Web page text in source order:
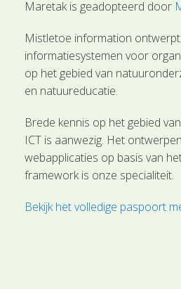
Maretak is geadopteerd door
Mistletoe information
informatiesystemen voor
op het gebied van
en natuureducatie.
Brede kennis op het gebied
ICT is aanwezig. Het
webapplicaties op basis van
framework is onze specialiteit.
Bekijk het volledige paspoort